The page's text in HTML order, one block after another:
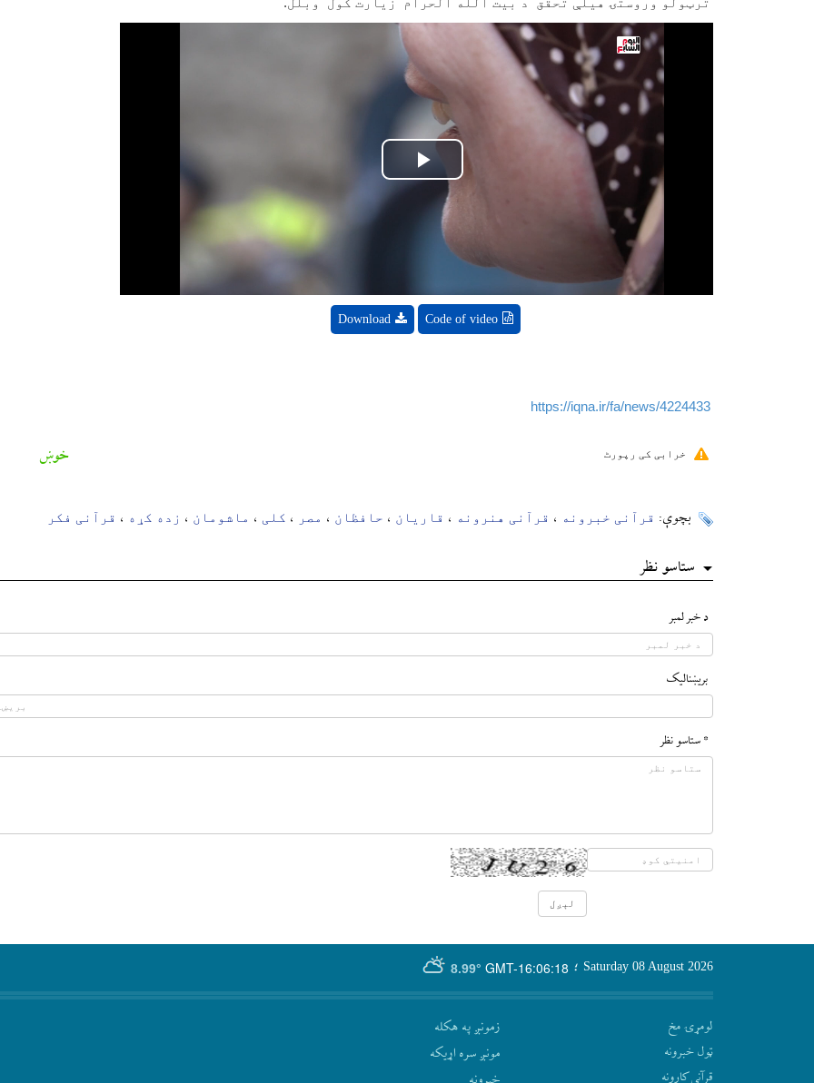
Play
Video
Code of video
Download
https://iqna.ir/fa/news/4224433
خوښ خرابی کی رپورٹ
بچوې: قرآنی خبرونه ، قرآنی هنرونه ، قاریان ، حافظان ، مصر ، کلی ، ماشومان ، زده کړه ، قرآنی فکر
ستاسو نظر
د خبر لمبر
بريښناليک
* ستاسو نظر
GMT-16:06:18
8.99° Saturday 08 August 2026 ؛
لومړۍ مخ
ټول خبرونه
قرآني کارونه
زمونږ په هکله
مونږ سره اړيکه